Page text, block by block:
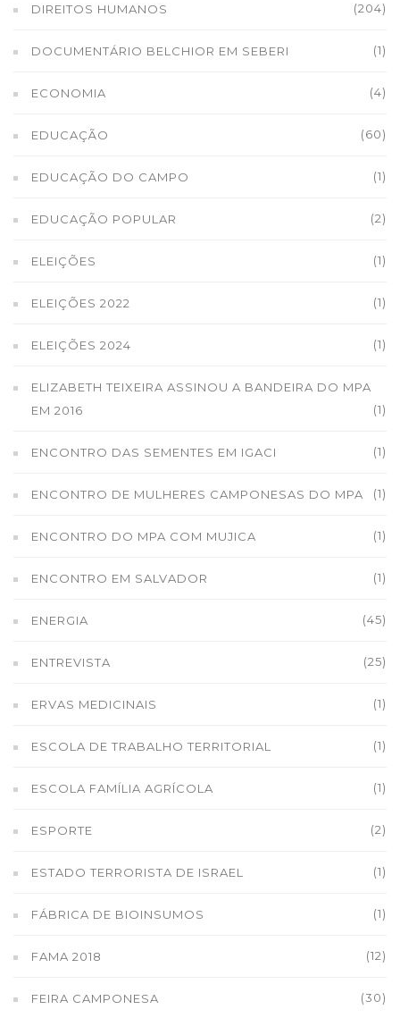
DIREITOS HUMANOS (204)
DOCUMENTÁRIO BELCHIOR EM SEBERI (1)
ECONOMIA (4)
EDUCAÇÃO (60)
EDUCAÇÃO DO CAMPO (1)
EDUCAÇÃO POPULAR (2)
ELEIÇÕES (1)
ELEIÇÕES 2022 (1)
ELEIÇÕES 2024 (1)
ELIZABETH TEIXEIRA ASSINOU A BANDEIRA DO MPA
EM 2016
(1)
ENCONTRO DAS SEMENTES EM IGACI (1)
ENCONTRO DE MULHERES CAMPONESAS DO MPA (1)
ENCONTRO DO MPA COM MUJICA (1)
ENCONTRO EM SALVADOR (1)
ENERGIA (45)
ENTREVISTA (25)
ERVAS MEDICINAIS (1)
ESCOLA DE TRABALHO TERRITORIAL (1)
ESCOLA FAMÍLIA AGRÍCOLA (1)
ESPORTE (2)
ESTADO TERRORISTA DE ISRAEL (1)
FÁBRICA DE BIOINSUMOS (1)
FAMA 2018 (12)
FEIRA CAMPONESA (30)